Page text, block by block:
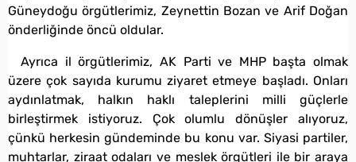
Güneydoğu örgütlerimiz, Zeynettin Bozan ve Arif Doğan
önderliğinde öncü oldular.
Ayrıca il örgütlerimiz, AK Parti ve MHP başta olmak
üzere çok sayıda kurumu ziyaret etmeye başladı. Onları
aydınlatmak, halkın haklı taleplerini milli güçlerle
birleştirmek istiyoruz. Çok olumlu dönüşler alıyoruz,
çünkü herkesin gündeminde bu konu var. Siyasi partiler,
muhtarlar, ziraat odaları ve meslek örgütleri ile bir araya